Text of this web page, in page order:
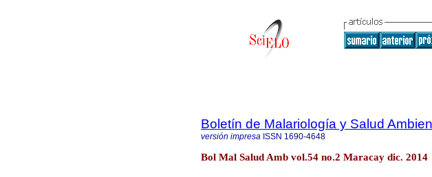
Boletín de Malariología y Salud
versión impresa ISSN 1690-4648
Bol Mal Salud Amb vol.54 no.2 Maracay dic. 2014